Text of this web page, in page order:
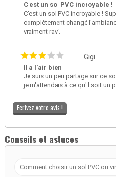
C'est un sol PVC incroyable !
C'est un sol PVC incroyable !
complètement changé
vraiment ravi.
Gigi
Il a l'air bien
Je suis un peu partagé sur ce
je m'attendais à ce qu'il soit un
Ecrivez votre avis !
Conseils et astuces
Comment choisir un sol PVC ou